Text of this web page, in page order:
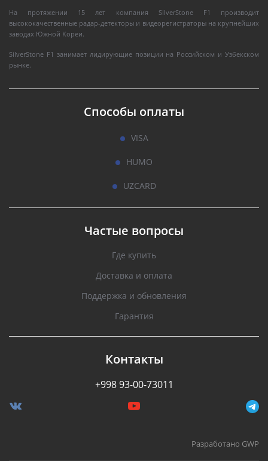
На протяжении 15 лет компания SilverStone F1 производит
высококачественные радар-детекторы и видеорегистраторы на крупнейших
заводах Южной Кореи.
SilverStone F1 занимает лидирующие позиции на Российском и Узбекском
рынке.
Способы оплаты
VISA
HUMO
UZCARD
Частые вопросы
Где купить
Доставка и оплата
Поддержка и обновления
Гарантия
Контакты
+998 93-00-73011
Разработано GWP